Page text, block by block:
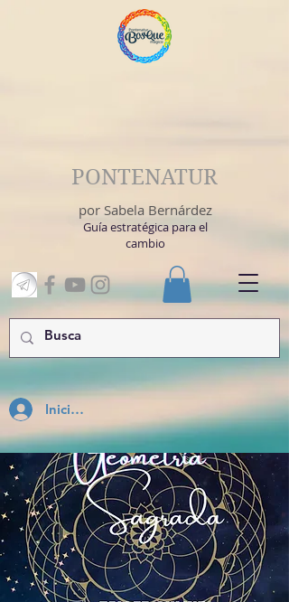
Inicia Sesión
PONTENATUR
por Sabela Bernárdez
Guía estratégica para el
cambio